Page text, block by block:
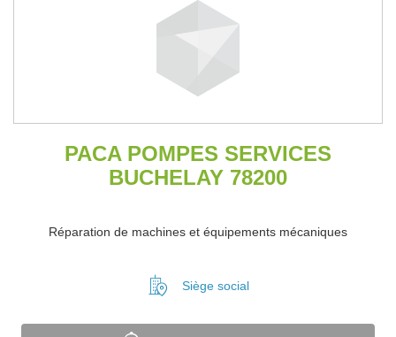
PACA POMPES SERVICES
BUCHELAY 78200
Réparation de machines et équipements mécaniques
Siège social